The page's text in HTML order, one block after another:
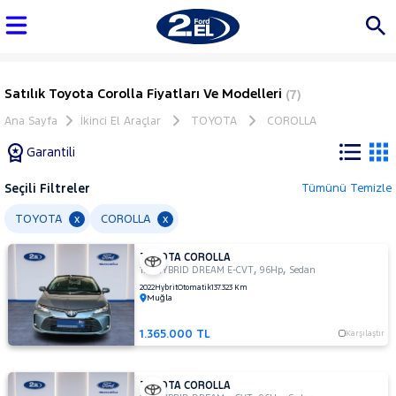
Satılık Toyota Corolla Fiyatları Ve Modelleri (7)
Ana Sayfa İkinci El Araçlar TOYOTA COROLLA
Garantili
Tüm
Araçlar
AUDI
BMC
BMW
BYD
Seçili Filtreler Tümünü Temizle
TOYOTA x COROLLA x
TOYOTA COROLLA
1.8 HYBRID DREAM E-CVT,96Hp, Sedan
2022HybritOtomatik137.323 Km
Muğla
1.365.000 TL Karşılaştır
TOYOTA COROLLA